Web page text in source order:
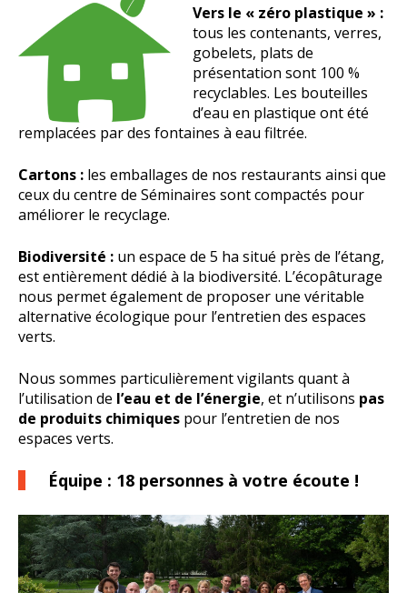
Vers le « zéro plastique » :
tous les contenants, verres,
gobelets, plats de
présentation sont 100 %
recyclables. Les bouteilles
d’eau en plastique ont été
remplacées par des fontaines à eau filtrée.
Cartons : les emballages de nos restaurants ainsi que
ceux du centre de Séminaires sont compactés pour
améliorer le recyclage.
Biodiversité : un espace de 5 ha situé près de l’étang,
est entièrement dédié à la biodiversité. L’écopâturage
nous permet également de proposer une véritable
alternative écologique pour l’entretien des espaces
verts.
Nous sommes particulièrement vigilants quant à
l’utilisation de l’eau et de l’énergie, et n’utilisons pas
de produits chimiques pour l’entretien de nos
espaces verts.
Équipe : 18 personnes à votre écoute !